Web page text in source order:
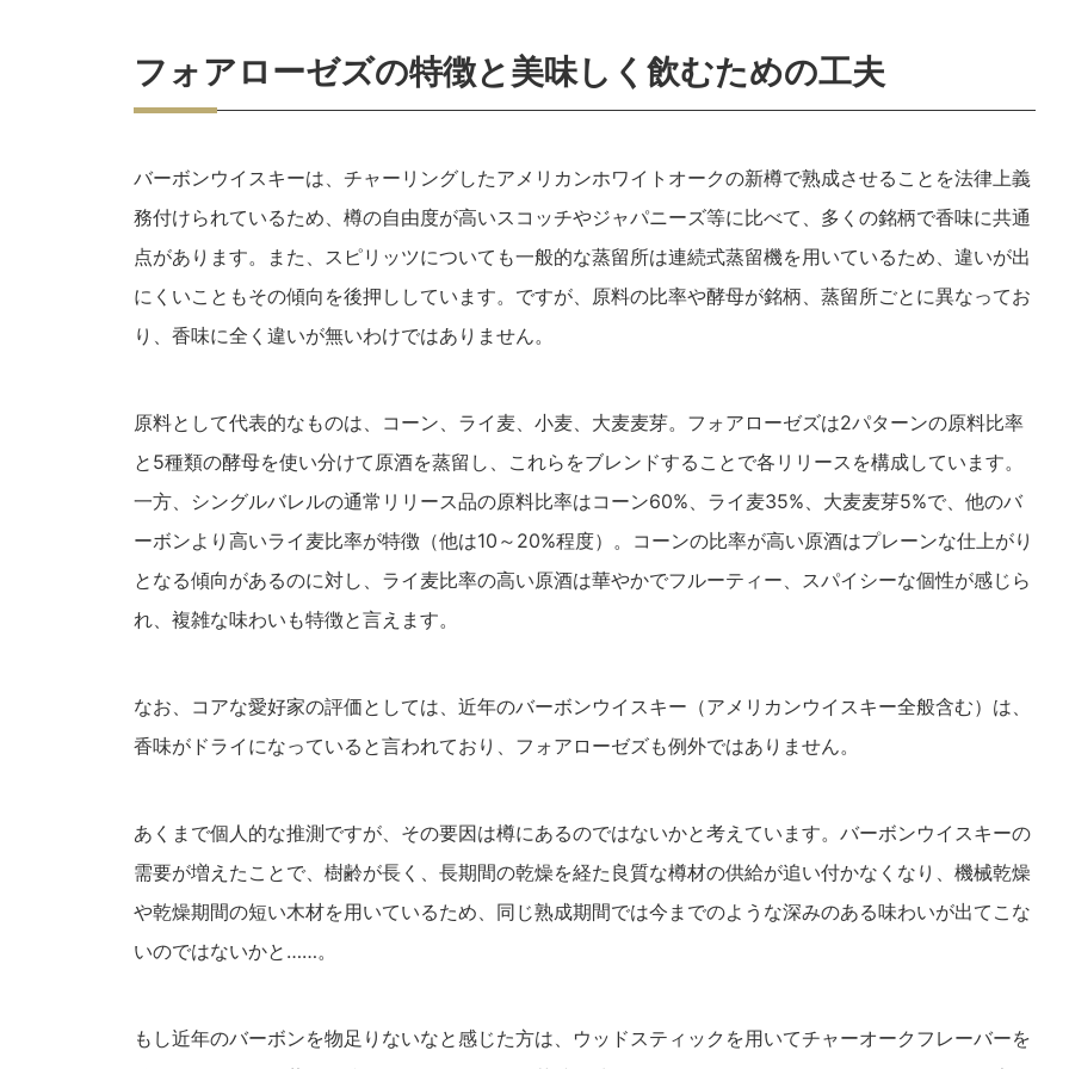
フォアローゼズの特徴と美味しく飲むための工夫
バーボンウイスキーは、チャーリングしたアメリカンホワイトオークの新樽で熟成させることを法律上義
務付けられているため、樽の自由度が高いスコッチやジャパニーズ等に比べて、多くの銘柄で香味に共通
点があります。また、スピリッツについても一般的な蒸留所は連続式蒸留機を用いているため、違いが出
にくいこともその傾向を後押ししています。ですが、原料の比率や酵母が銘柄、蒸留所ごとに異なってお
り、香味に全く違いが無いわけではありません。
原料として代表的なものは、コーン、ライ麦、小麦、大麦麦芽。フォアローゼズは2パターンの原料比率
と5種類の酵母を使い分けて原酒を蒸留し、これらをブレンドすることで各リリースを構成しています。
一方、シングルバレルの通常リリース品の原料比率はコーン60%、ライ麦35%、大麦麦芽5%で、他のバ
ーボンより高いライ麦比率が特徴（他は10～20%程度）。コーンの比率が高い原酒はプレーンな仕上がり
となる傾向があるのに対し、ライ麦比率の高い原酒は華やかでフルーティー、スパイシーな個性が感じら
れ、複雑な味わいも特徴と言えます。
なお、コアな愛好家の評価としては、近年のバーボンウイスキー（アメリカンウイスキー全般含む）は、
香味がドライになっていると言われており、フォアローゼズも例外ではありません。
あくまで個人的な推測ですが、その要因は樽にあるのではないかと考えています。バーボンウイスキーの
需要が増えたことで、樹齢が長く、長期間の乾燥を経た良質な樽材の供給が追い付かなくなり、機械乾燥
や乾燥期間の短い木材を用いているため、同じ熟成期間では今までのような深みのある味わいが出てこな
いのではないかと……。
もし近年のバーボンを物足りないなと感じた方は、ウッドスティックを用いてチャーオークフレーバーを